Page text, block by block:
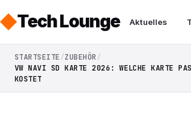
Tech Lounge Aktuelles
STARTSEITE
ZUBEHÖR
VW NAVI SD KARTE 2026: WELCHE KARTE
KOSTET